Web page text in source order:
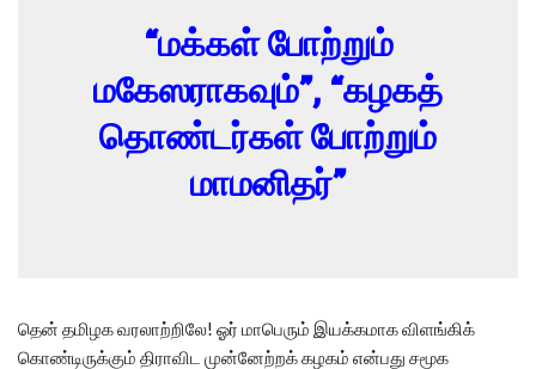
“மக்கள் போற்றும்
மகேஸராகவும்”, “கழகத்
தொண்டர்கள் போற்றும்
மாமனிதர்”
தென் தமிழக வரலாற்றிலே! ஓர் மாபெரும் இயக்கமாக விளங்கிக்
கொண்டிருக்கும் திராவிட முன்னேற்றக் கழகம் என்பது சமூக